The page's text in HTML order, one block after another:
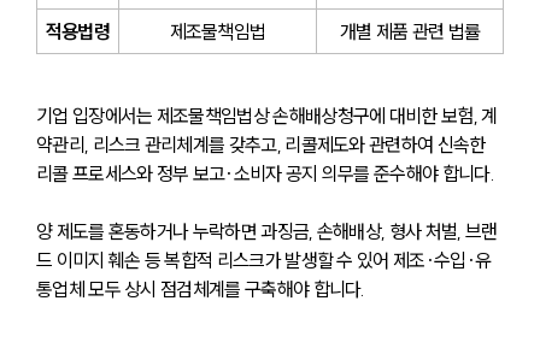
적용법령
제조물책임법 개별 제품 관련 법률
기업 입장에서는 제조물책임법상 손해배상청구에 대비한 보험, 계
약관리, 리스크 관리체계를 갖추고, 리콜제도와 관련하여 신속한
리콜 프로세스와 정부 보고·소비자 공지 의무를 준수해야 합니다.
양 제도를 혼동하거나 누락하면 과징금, 손해배상, 형사 처벌, 브랜
드 이미지 훼손 등 복합적 리스크가 발생할 수 있어 제조·수입·유
통업체 모두 상시 점검체계를 구축해야 합니다.